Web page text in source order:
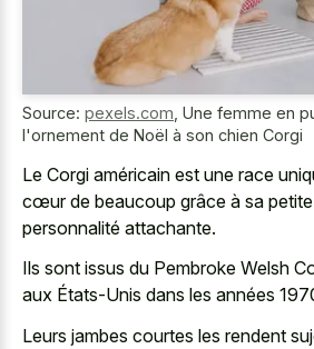
Source: pexels.com Une femme en
l'ornement de Noël à son chien Corgi
Le Corgi américain est une race
cœur de beaucoup grâce à sa
personnalité attachante.
Ils sont issus du Pembroke Welsh
aux États-Unis dans les années
Leurs jambes courtes les rendent